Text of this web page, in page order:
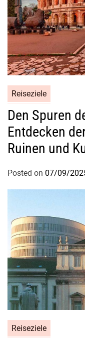
Reiseziele
Den Spuren
Entdecken
Ruinen und
Posted on 07/09/
Reiseziele